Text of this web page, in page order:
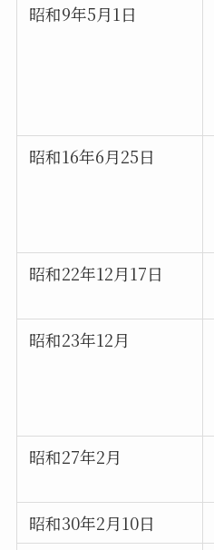
昭和9年5月1日
昭和16年6月25日
昭和22年12月17日
昭和23年12月
昭和27年2月
昭和30年2月10日